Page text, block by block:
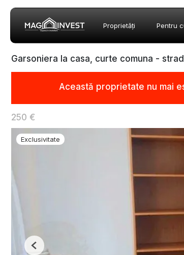
Proprietăți Pentru
Garsoniera la casa, curte comuna -
Această proprietate nu mai
250 €
Exclusivitate
Previous